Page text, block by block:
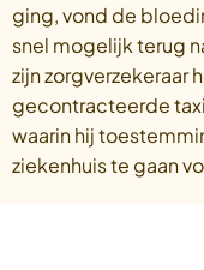
ging, vond de
snel mogelijk terug
zijn zorgverzekeraar
gecontracteerde
waarin hij
ziekenhuis te gaan